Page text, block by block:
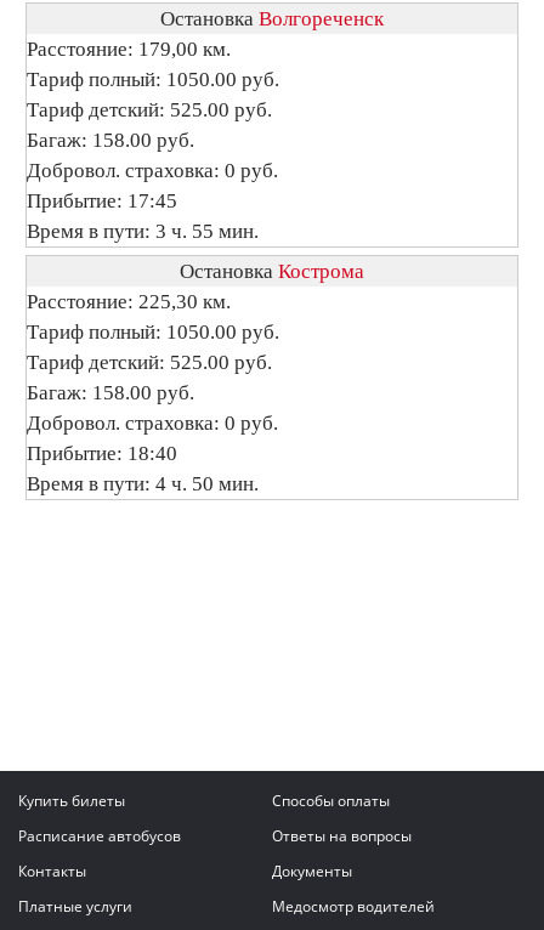
Остановка Волгореченск
Расстояние: 179,00 км.
Тариф полный: 1050.00 руб.
Тариф детский: 525.00 руб.
Багаж: 158.00 руб.
Добровол. страховка: 0 руб.
Прибытие: 17:45
Время в пути: 3 ч. 55 мин.
Остановка Кострома
Расстояние: 225,30 км.
Тариф полный: 1050.00 руб.
Тариф детский: 525.00 руб.
Багаж: 158.00 руб.
Добровол. страховка: 0 руб.
Прибытие: 18:40
Время в пути: 4 ч. 50 мин.
Купить билеты
Способы оплаты
Расписание автобусов
Ответы на вопросы
Контакты
Документы
Платные услуги
Медосмотр водителей